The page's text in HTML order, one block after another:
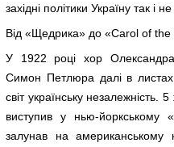
західні політики Україну так і
Від «Щедрика» до «Carol of the
У 1922 році хор
Симон Петлюра далі в
світ українську
виступив у нью-йоркському
залунав на американському